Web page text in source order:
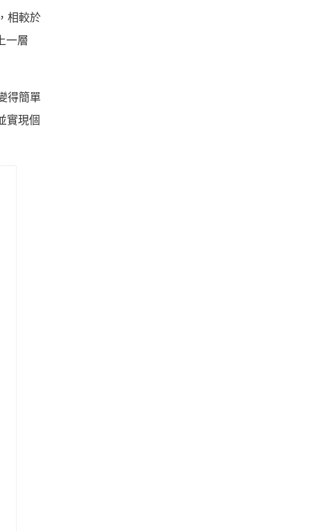
相較於
一層
得簡單
實現個